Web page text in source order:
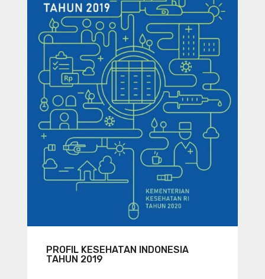
PROFIL KESEHATAN INDONESIA
TAHUN 2019